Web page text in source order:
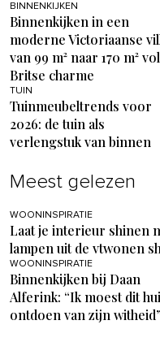
BINNENKIJKEN
Binnenkijken in een
moderne Victoriaanse
van 99 m² naar 170 m² vol
Britse charme
TUIN
Tuinmeubeltrends voor
2026: de tuin als
verlengstuk van binnen
Meest gelezen
WOONINSPIRATIE
Laat je interieur shinen
lampen uit de vtwonen
WOONINSPIRATIE
Binnenkijken bij Daan
Alferink: “Ik moest dit
ontdoen van zijn